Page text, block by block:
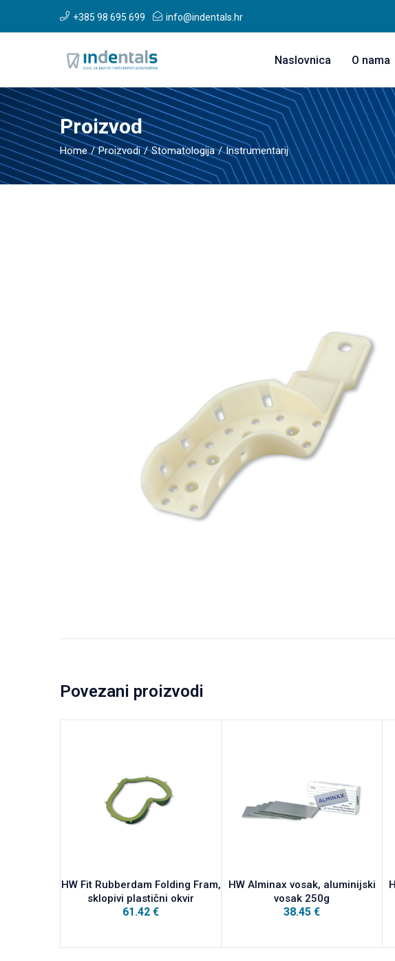
+385 98 695 699 info@indentals.hr
Naslovnica O nama
Proizvod
Home Proizvodi Stomatologija Instrumentarij
Povezani proizvodi
HW Fit Rubberdam Folding Fram,
sklopivi plastični okvir
61.42 €
HW Alminax vosak, aluminijski
vosak 250g
38.45 €